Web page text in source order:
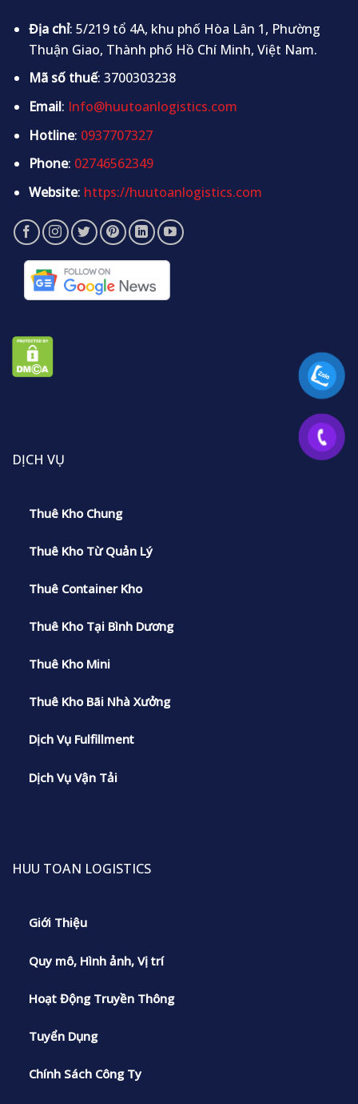
Địa chỉ: 5/219 tổ 4A, khu phố Hòa Lân 1, Phường
Thuận Giao, Thành phố Hồ Chí Minh, Việt Nam.
Mã số thuế: 3700303238
Email: Info@huutoanlogistics.com
Hotline: 0937707327
Phone: 02746562349
Website: https://huutoanlogistics.com
DỊCH VỤ
Thuê Kho Chung
Thuê Kho Từ Quản Lý
Thuê Container Kho
Thuê Kho Tại Bình Dương
Thuê Kho Mini
Thuê Kho Bãi Nhà Xưởng
Dịch Vụ Fulfillment
Dịch Vụ Vận Tải
HUU TOAN LOGISTICS
Giới Thiệu
Quy mô, Hình ảnh, Vị trí
Hoạt Động Truyền Thông
Tuyển Dụng
Chính Sách Công Ty